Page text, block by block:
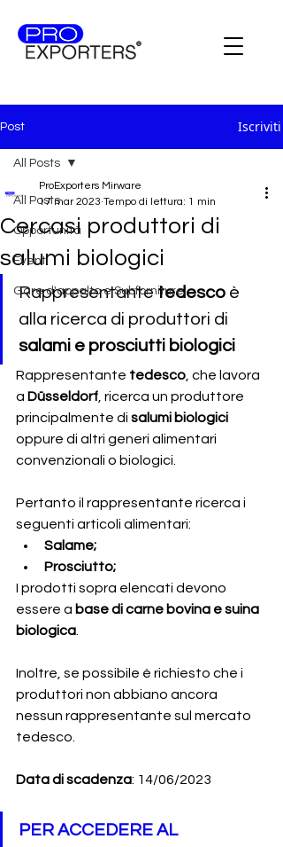
Post Iscriviti
All Posts
Opportunità
Eventi
Gare d'appalto e Subforniture
All Posts
Cercasi produttori di
salumi biologici
ProExporters Mirware
17 mar 2023 Tempo di lettura: 1 min
Rappresentante tedesco è
alla ricerca di produttori di
salami e prosciutti biologici
Rappresentante tedesco , che lavora
a Düsseldorf , ricerca un produttore
principalmente di salumi biologici
oppure di altri generi alimentari
convenzionali o biologici.
Pertanto il rappresentante ricerca i
seguenti articoli alimentari:
Salame;
Prosciutto;
I prodotti sopra elencati devono
essere a base di carne bovina e suina
biologica
Inoltre, se possibile è richiesto che i
produttori non abbiano ancora
nessun rappresentante sul mercato
tedesco.
Data di scadenza: 14/06/2023
PER ACCEDERE AL